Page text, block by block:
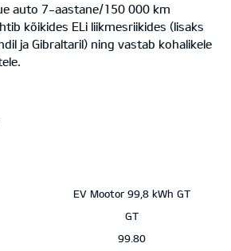
auto 7-aastane/150 000 km
kõikides ELi liikmesriikides (lisaks
ja Gibraltaril) ning vastab kohalikele
EV Mootor 99,8 kWh GT
GT
99.80